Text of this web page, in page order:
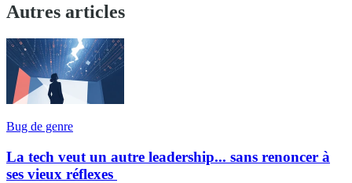
Autres articles
Bug de genre
La tech veut un autre leadership... sans renoncer à
ses vieux réflexes